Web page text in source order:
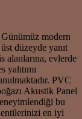
modern
düzeyde yanıt
alanlarına, evlerde
PVC
Akustik Panel
bu
en iyi